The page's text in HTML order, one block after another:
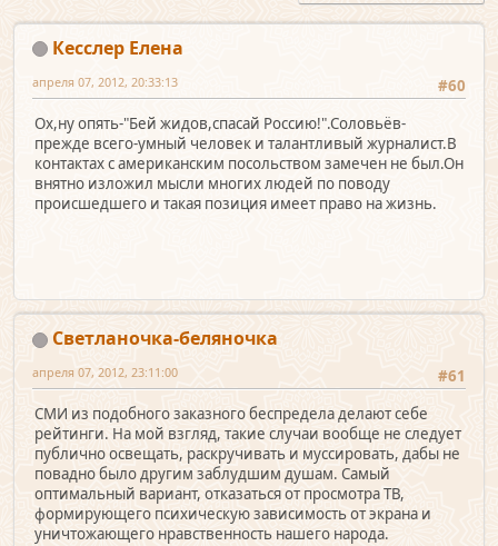
Кесслер Елена
#60
апреля 07, 2012, 20:33:13
Ох,ну опять-"Бей жидов,спасай Россию!".Соловьёв-
прежде всего-умный человек и талантливый журналист.В
контактах с американским посольством замечен не был.Он
внятно изложил мысли многих людей по поводу
происшедшего и такая позиция имеет право на жизнь.
Светланочка-беляночка
#61
апреля 07, 2012, 23:11:00
СМИ из подобного заказного беспредела делают себе
рейтинги. На мой взгляд, такие случаи вообще не следует
публично освещать, раскручивать и муссировать, дабы не
повадно было другим заблудшим душам. Самый
оптимальный вариант, отказаться от просмотра ТВ,
формирующего психическую зависимость от экрана и
уничтожающего нравственность нашего народа.